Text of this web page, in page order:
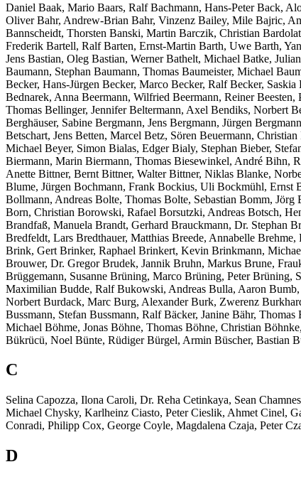
Daniel Baak, Mario Baars, Ralf Bachmann, Hans-Peter Back,
Oliver Bahr, Andrew-Brian Bahr, Vinzenz Bailey, Mile Bajric,
Bannscheidt, Thorsten Banski, Martin Barczik, Christian
Frederik Bartell, Ralf Barten, Ernst-Martin Barth, Uwe Barth,
Jens Bastian, Oleg Bastian, Werner Bathelt, Michael Batke,
Baumann, Stephan Baumann, Thomas Baumeister, Michael
Becker, Hans-Jürgen Becker, Marco Becker, Ralf Becker,
Bednarek, Anna Beermann, Wilfried Beermann, Reiner
Thomas Bellinger, Jennifer Beltermann, Axel Bendiks, Norbert
Berghäuser, Sabine Bergmann, Jens Bergmann, Jürgen
Betschart, Jens Betten, Marcel Betz, Sören Beuermann,
Michael Beyer, Simon Bialas, Edger Bialy, Stephan Bieber,
Biermann, Marin Biermann, Thomas Biesewinkel, André Bihn,
Anette Bittner, Bernt Bittner, Walter Bittner, Niklas Blanke,
Blume, Jürgen Bochmann, Frank Bockius, Uli Bockmühl, Ernst
Bollmann, Andreas Bolte, Thomas Bolte, Sebastian Bomm,
Born, Christian Borowski, Rafael Borsutzki, Andreas Botsch,
Brandfaß, Manuela Brandt, Gerhard Brauckmann, Dr. Stephan
Bredfeldt, Lars Bredthauer, Matthias Breede, Annabelle
Brink, Gert Brinker, Raphael Brinkert, Kevin Brinkmann,
Brouwer, Dr. Gregor Brudek, Jannik Bruhn, Markus Brune,
Brüggemann, Susanne Brüning, Marco Brüning, Peter Brüning,
Maximilian Budde, Ralf Bukowski, Andreas Bulla, Aaron
Norbert Burdack, Marc Burg, Alexander Burk, Zwerenz
Bussmann, Stefan Bussmann, Ralf Bäcker, Janine Bähr,
Michael Böhme, Jonas Böhne, Thomas Böhne, Christian
Bükrücü, Noel Bünte, Rüdiger Bürgel, Armin Büscher, Bastian
C
Selina Capozza, Ilona Caroli, Dr. Reha Cetinkaya, Sean
Michael Chysky, Karlheinz Ciasto, Peter Cieslik, Ahmet Cinel,
Conradi, Philipp Cox, George Coyle, Magdalena Czaja, Peter
D